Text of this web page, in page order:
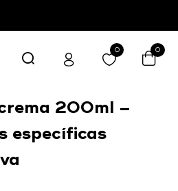
0 0
200ml –
específicas